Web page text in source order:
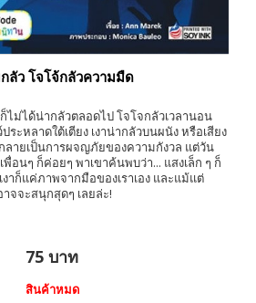
ลัว โจโจ้กลัวความมืด
ไม่ได้น่ากลัวตลอดไป โจโจกลัวเวลานอน
ระหลาดใต้เตียง เงาน่ากลัวบนผนัง หรือเสียง
ายเป็นการผจญภัยของความกังวล แต่วัน
อนๆ ก็ค่อยๆ พาเขาค้นพบว่า... แสงเล็ก ๆ ก็
าก็แค่ภาพจากมือของเราเอง และแม้แต่
จจะสนุกสุดๆ เลยล่ะ!
75 บาท
สินค้าหมด